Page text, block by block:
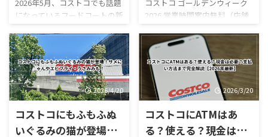
新登場！値段・カロリ
ー・口コミ・実食レビ
ューまとめ
2026年5月、コストコでも話題
になっているフードコートの新
作スイーツ「ほうじ茶ソフト
クリーム」が登場しました！
ほうじ茶好きにはたまらない
和スイーツで、販売開始直後か
らSNSでも話題になっていま
す。 今回は実際に食べた感想
をもとに、 値段 カロリー予想
味の特徴 ミックスとの違い 口
コミ評判 おすすめ度 まで徹底
避法も紹介！
コストコ ゴールデンウィーク
2026 営業時間案内無料（店舗
利用時）／デリバリーは別途
送料ありGW2026-COSTCO-01
GWゴールデンウィーク期間中
のコストコ営業時間と混雑状
況について詳しくはこちら GW
ゴールデンウィーク期間中の
お買い得コストコ割引セール
商品一覧はこちら GWゴールデ
ンウィーク期間中のコストコ
2026/4/20
コストコにもふもふぬ
いぐるみの猫が登場！
2026/3/20
コストコにATMはあ
る？使える？現金は必